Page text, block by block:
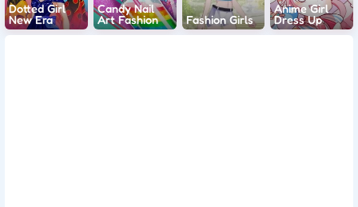
Dotted Girl
New Era
Candy Nail
Art Fashion
Fashion Girls
Anime Girl
Dress Up